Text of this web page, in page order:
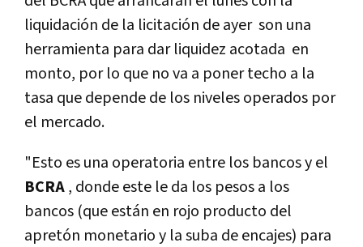
liquidación de la licitación de ayer son una
herramienta para dar liquidez acotada en
monto, por lo que no va a poner techo a la
tasa que depende de los niveles operados por
el mercado.
"Esto es una operatoria entre los bancos y el
BCRA, donde este le da los pesos a los
bancos (que están en rojo producto del
apretón monetario y la suba de encajes) para